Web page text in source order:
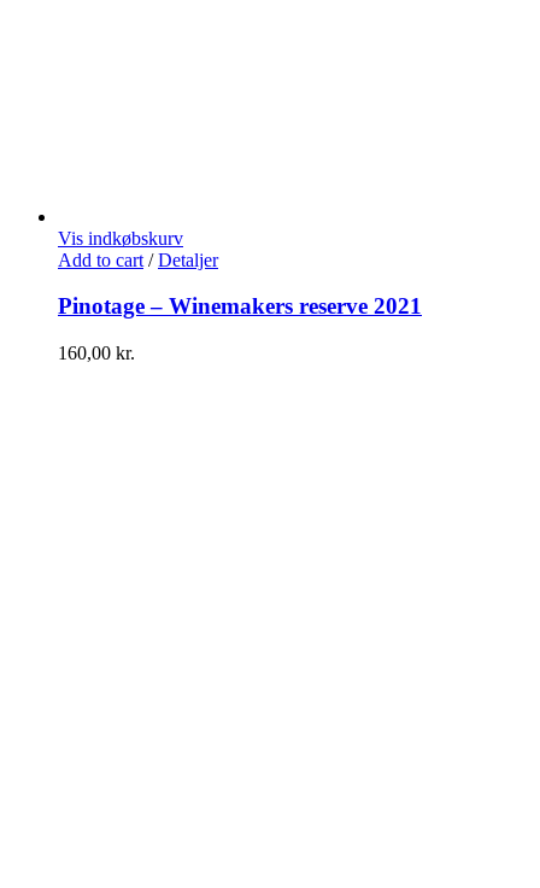
Vis indkøbskurv
Add to cart / Detaljer
Pinotage – Winemakers reserve 2021
160,00 kr.